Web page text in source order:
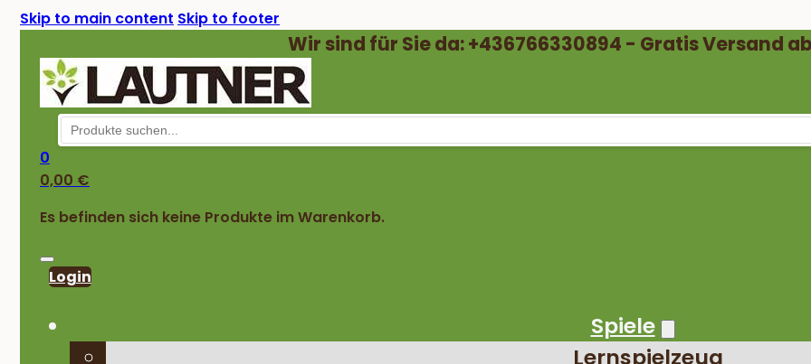
Skip to main content Skip to footer
Wir sind für Sie da: +436766330894 - Gratis Versand
0
0,00 €
Es befinden sich keine Produkte im Warenkorb.
Login
Spiele
Lernspielzeug